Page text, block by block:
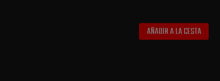
AÑADIR A LA CESTA